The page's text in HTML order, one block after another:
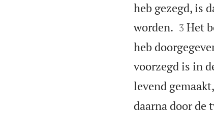
heb gezegd, is
worden.
3 Het
heb
voorzegd is in
levend
daarna door de